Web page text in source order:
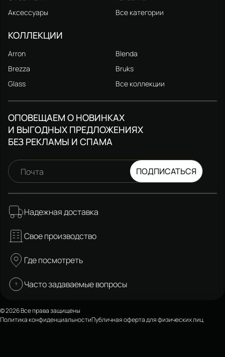
Аксессуары
Все категории
КОЛЛЕКЦИИ
Arron
Blenda
Brezza
Bruks
Glass
Все коллекции
ОПОВЕЩАЕМ О НОВИНКАХ
И ВЫГОДНЫХ ПРЕДЛОЖЕНИЯХ
БЕЗ РЕКЛАМЫ И СПАМА
Почта ПОДПИСАТЬСЯ
Надежная доставка
Свое производство
Где посмотреть
Часто задаваемые вопросы
© 2026 Все права защищены
Политика конфиденциальностиПубличная оферта для физических лиц